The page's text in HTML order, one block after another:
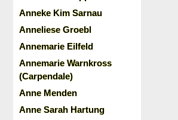
Anneke Kim Sarnau
Anneliese Groebl
Annemarie Eilfeld
Annemarie Warnkross
(Carpendale)
Anne Menden
Anne Sarah Hartung